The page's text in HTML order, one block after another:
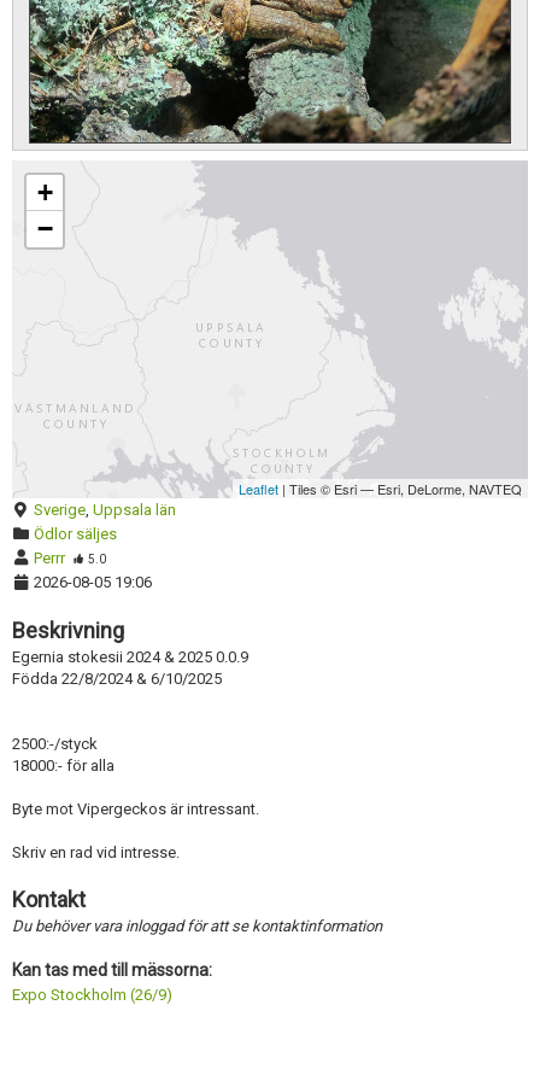
+
−
Leaflet | Tiles © Esri — Esri, DeLorme, NAVTEQ
Sverige, Uppsala län
Ödlor säljes
Perrr
5.0
2026-08-05 19:06
Beskrivning
Egernia stokesii 2024 & 2025 0.0.9
Födda 22/8/2024 & 6/10/2025
2500:-/styck
18000:- för alla
Byte mot Vipergeckos är intressant.
Skriv en rad vid intresse.
Kontakt
Du behöver vara inloggad för att se kontaktinformation
Kan tas med till mässorna:
Expo Stockholm (26/9)
Förnya annons
Kan förnyas om
Aktivera annons
Inaktivera annons
Radera annons
Redigera annons